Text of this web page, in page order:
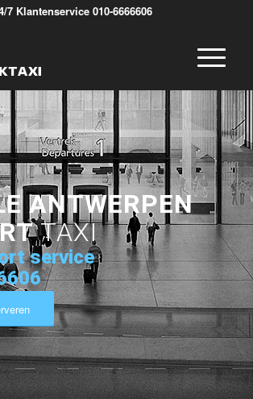
7 Klantenservice 010-6666606
ANTWERPEN
TAXI
service